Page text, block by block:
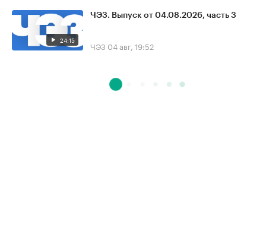
24:15
ЧЭЗ. Выпуск от 04.08.2026, часть 3
ЧЭЗ 04 авг, 19:52